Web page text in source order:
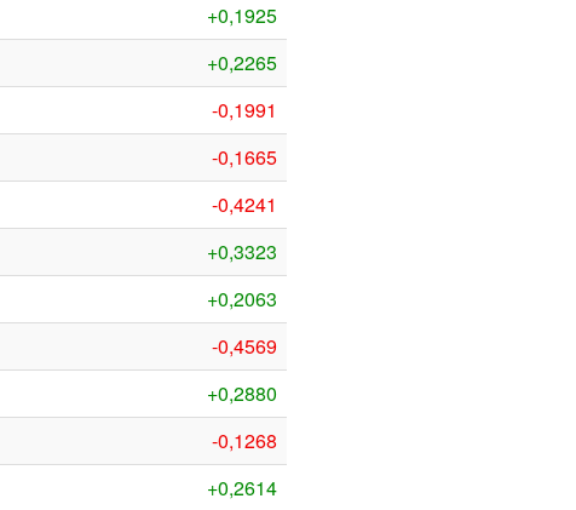
+0,1925
+0,2265
-0,1991
-0,1665
-0,4241
+0,3323
+0,2063
-0,4569
+0,2880
-0,1268
+0,2614